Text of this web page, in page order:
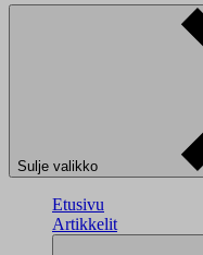
Sulje valikko
Etusivu
Artikkelit